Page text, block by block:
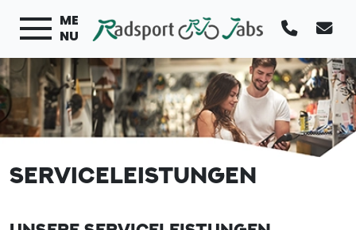
ME
NU
SERVICELEISTUNGEN